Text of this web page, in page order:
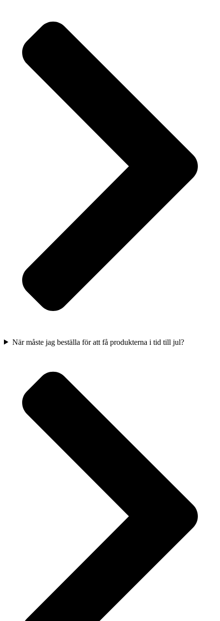
När måste jag beställa för att få produkterna i tid till jul?